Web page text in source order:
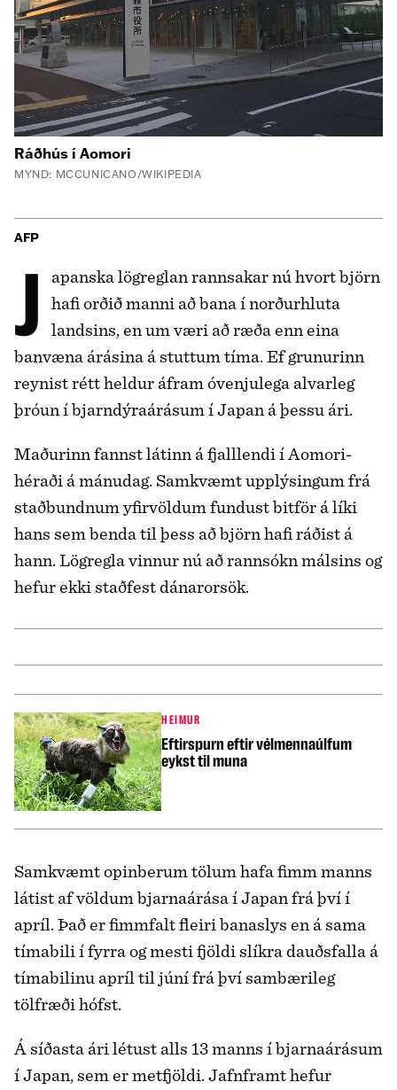
Ráðhús í Aomori
MYND: MCCUNICANO/WIKIPEDIA
AFP
Japanska lögreglan rannsakar nú hvort björn hafi orðið manni að bana í norðurhluta
landsins, en um væri að ræða enn eina
banvæna árásina á stuttum tíma. Ef grunurinn
reynist rétt heldur áfram óvenjulega alvarleg
þróun í bjarndýraárásum í Japan á þessu ári.
Maðurinn fannst látinn á fjalllendi í Aomori-
héraði á mánudag. Samkvæmt upplýsingum frá
staðbundnum yfirvöldum fundust bitför á líki
hans sem benda til þess að björn hafi ráðist á
hann. Lögregla vinnur nú að rannsókn málsins og
hefur ekki staðfest dánarorsök.
HEIMUR
Eftirspurn eftir vélmennaúlfum
eykst til muna
Samkvæmt opinberum tölum hafa fimm manns
látist af völdum bjarnaárása í Japan frá því í
apríl. Það er fimmfalt fleiri banaslys en á sama
tímabili í fyrra og mesti fjöldi slíkra dauðsfalla á
tímabilinu apríl til júní frá því sambærileg
tölfræði hófst.
Á síðasta ári létust alls 13 manns í bjarnaárásum
í Japan, sem er metfjöldi. Jafnframt hefur